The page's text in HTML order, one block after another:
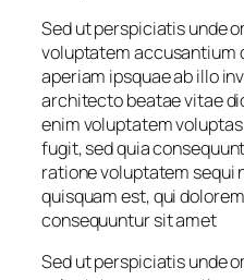
Sed ut perspiciatis unde
voluptatem accusantium
aperiam ipsquae ab illo
architecto beatae vitae
enim voluptatem
fugit, sed quia
ratione voluptatem sequi
quisquam est, qui
consequuntur sit amet
Sed ut perspiciatis unde